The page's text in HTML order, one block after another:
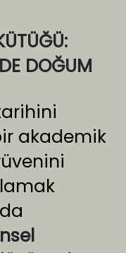
DOĞUM
akademik